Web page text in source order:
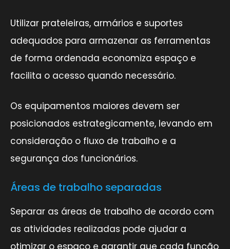
Utilizar prateleiras, armários e suportes
adequados para armazenar as ferramentas
de forma ordenada economiza espaço e
facilita o acesso quando necessário.
Os equipamentos maiores devem ser
posicionados estrategicamente, levando em
consideração o fluxo de trabalho e a
segurança dos funcionários.
Áreas de trabalho separadas
Separar as áreas de trabalho de acordo com
as atividades realizadas pode ajudar a
otimizar o espaço e garantir que cada função